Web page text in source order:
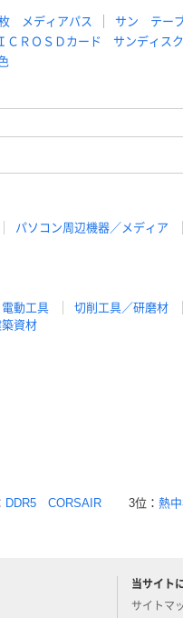
メディアパス サン テー
ＣＲＯＳＤカード サンディスク
パソコン周辺機器／メディア
動工具 切削工具／研磨材
資材
DDR5 CORSAIR 3位： 熱
当サイト
サイトマ
アスクル